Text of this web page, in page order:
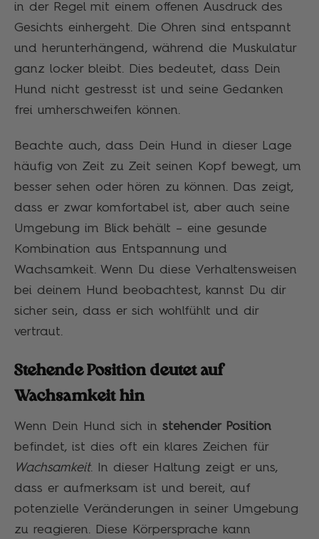
in der Regel mit einem offenen Ausdruck des
Gesichts einhergeht. Die Ohren sind entspannt
und herunterhängend, während die Muskulatur
ganz locker bleibt. Dies bedeutet, dass Dein
Hund nicht gestresst ist und seine Gedanken
frei umherschweifen können.
Beachte auch, dass Dein Hund in dieser Lage
häufig von Zeit zu Zeit seinen Kopf bewegt, um
besser sehen oder hören zu können. Das zeigt,
dass er zwar komfortabel ist, aber auch seine
Umgebung im Blick behält – eine gesunde
Kombination aus Entspannung und
Wachsamkeit. Wenn Du diese Verhaltensweisen
bei deinem Hund beobachtest, kannst Du dir
sicher sein, dass er sich wohlfühlt und dir
vertraut.
Stehende Position deutet auf
Wachsamkeit hin
Wenn Dein Hund sich instehender Position
befindet, ist dies oft ein klares Zeichen für
Wachsamkeit. In dieser Haltung zeigt er uns,
dass er aufmerksam ist und bereit, auf
potenzielle Veränderungen in seiner Umgebung
zu reagieren. Diese Körpersprache kann